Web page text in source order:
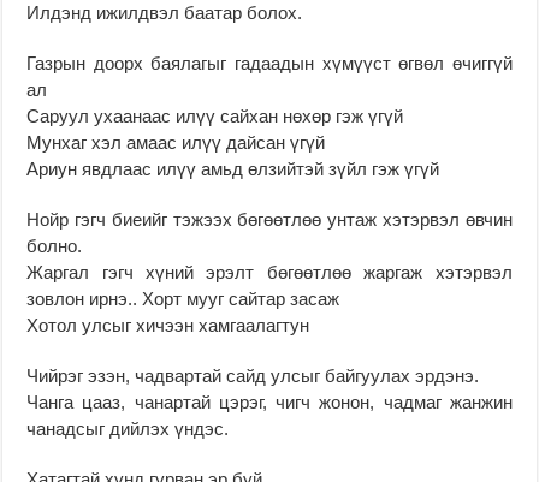
Илдэнд ижилдвэл баатар болох.
Газрын доорх баялагыг гадаадын хүмүүст өгвөл өчиггүй
ал
Саруул ухаанаас илүү сайхан нөхөр гэж үгүй
Мунхаг хэл амаас илүү дайсан үгүй
Ариун явдлаас илүү амьд өлзийтэй зүйл гэж үгүй
Нойр гэгч биеийг тэжээх бөгөөтлөө унтаж хэтэрвэл өвчин
болно.
Жаргал гэгч хүний эрэлт бөгөөтлөө жаргаж хэтэрвэл
зовлон ирнэ.. Хорт мууг сайтар засаж
Хотол улсыг хичээн хамгаалагтун
Чийрэг эзэн, чадвартай сайд улсыг байгуулах эрдэнэ.
Чанга цааз, чанартай цэрэг, чигч жонон, чадмаг жанжин
чанадсыг дийлэх үндэс.